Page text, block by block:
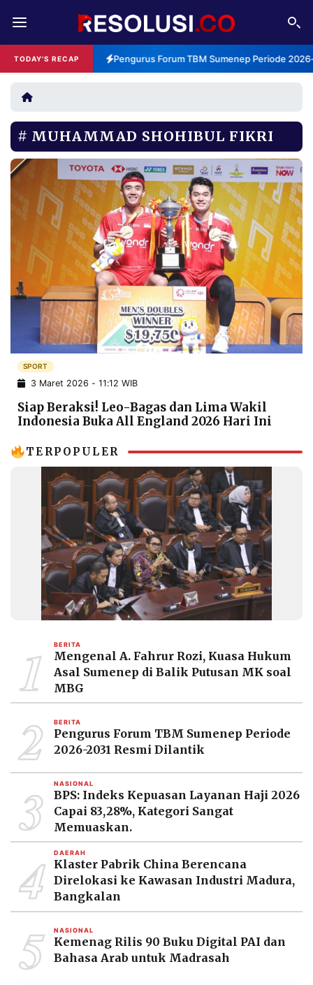
TODAY'S RECAP Pengurus Forum TBM Sumenep Periode
REDAKSI TENTANG
RESOLUSI IKLAN
RUBRIKASI
EDITORIAL AKSARA
FINANSIA PERSONA
DAERAH NASIONAL
SPORT
INFORMASI
PRIVACY
POLICY
BERITA
WARGA
INFORMASI
IKLAN
KIRIM
PENGADUAN TERM
SERVICE
IKUTI
RESOLUSI
PRAMUDITA
2026
PT.
MEDIA
PRAMUDITA
MUHAMMAD SHOHIBUL FIKRI
SPORT
3 Maret 2026 - 11:12 WIB
Siap Beraksi! Leo-Bagas dan Lima Wakil
Indonesia Buka All England 2026 Hari Ini
TERPOPULER
1 BERITA
Mengenal A. Fahrur Rozi, Kuasa Hukum
Asal Sumenep di Balik Putusan MK soal
MBG
2 BERITA
Pengurus Forum TBM Sumenep Periode
2026-2031 Resmi Dilantik
3 NASIONAL
BPS: Indeks Kepuasan Layanan Haji 2026
Capai 83,28%, Kategori Sangat
Memuaskan.
4 DAERAH
Klaster Pabrik China Berencana
Direlokasi ke Kawasan Industri Madura,
Bangkalan
5 NASIONAL
Kemenag Rilis 90 Buku Digital PAI dan
Bahasa Arab untuk Madrasah